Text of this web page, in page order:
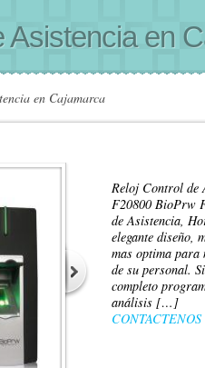
Asistencia en
en Cajamarca
Reloj Control de
F20800 BioPrw
de Asistencia,
elegante diseño,
mas optima para
de su personal.
completo
análisis […]
CONTACTENOS